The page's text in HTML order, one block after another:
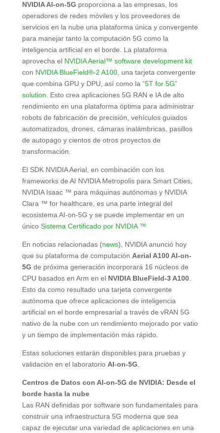
NVIDIA AI-on-5G proporciona a las empresas, los
operadores de redes móviles y los proveedores de
servicios en la nube una plataforma única y convergente
para manejar tanto la computación 5G como la
inteligencia artificial en el borde. La plataforma
aprovecha el NVIDIA Aerial™ software development kit
con NVIDIA BlueField®-2 A100, una tarjeta convergente
que combina GPU y DPU, así como la “5T for 5G”
solution . Esto crea aplicaciones 5G RAN e IA de alto
rendimiento en una plataforma óptima para administrar
robots de fabricación de precisión, vehículos guiados
automatizados, drones, cámaras inalámbricas, pasillos
de autopago y cientos de otros proyectos de
transformación.
El SDK NVIDIA Aerial, en combinación con los
frameworks de AI NVIDIA Metropolis para Smart Cities,
NVIDIA Isaac ™ para máquinas autónomas y NVIDIA
Clara ™ for healthcare, es una parte integral del
ecosistema AI-on-5G y se puede implementar en un
único Sistema Certificado por NVIDIA ™
En noticias relacionadas (news), NVIDIA anunció hoy
que su plataforma de computación Aerial A100 AI-on-
5G de próxima generación incorporará 16 núcleos de
CPU basados en Arm en el NVIDIA BlueField-3 A100.
Esto da como resultado una tarjeta convergente
autónoma que ofrece aplicaciones de inteligencia
artificial en el borde empresarial a través de vRAN 5G
nativo de la nube con un rendimiento mejorado por vatio
y un tiempo de implementación más rápido.
Estas soluciones estarán disponibles para pruebas y
validación en el laboratorio AI-on-5G
Centros de Datos con AI-on-5G de NVIDIA: Desde el
borde hasta la nube
Las RAN definidas por software son fundamentales para
construir una infraestructura 5G moderna que sea
capaz de ejecutar una variedad de aplicaciones en una